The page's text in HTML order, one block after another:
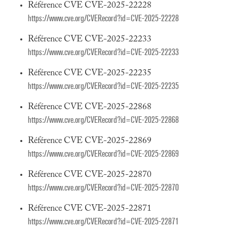
Référence CVE CVE-2025-22228
https://www.cve.org/CVERecord?id=CVE-2025-22228
Référence CVE CVE-2025-22233
https://www.cve.org/CVERecord?id=CVE-2025-22233
Référence CVE CVE-2025-22235
https://www.cve.org/CVERecord?id=CVE-2025-22235
Référence CVE CVE-2025-22868
https://www.cve.org/CVERecord?id=CVE-2025-22868
Référence CVE CVE-2025-22869
https://www.cve.org/CVERecord?id=CVE-2025-22869
Référence CVE CVE-2025-22870
https://www.cve.org/CVERecord?id=CVE-2025-22870
Référence CVE CVE-2025-22871
https://www.cve.org/CVERecord?id=CVE-2025-22871